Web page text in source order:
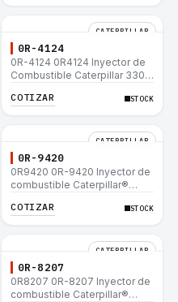
CATERPILLAR
0R-4124
0R-4124 0R4124 Inyector de
Combustible Caterpillar 3306
160H D6R D6H D6R
COTIZAR STOCK
CATERPILLAR
0R-9420
0R9420 0R-9420 Inyector de
combustible Caterpillar®
657E 631E 988F II
COTIZAR STOCK
CATERPILLAR
0R-8207
0R8207 0R-8207 Inyector de
combustible Caterpillar®